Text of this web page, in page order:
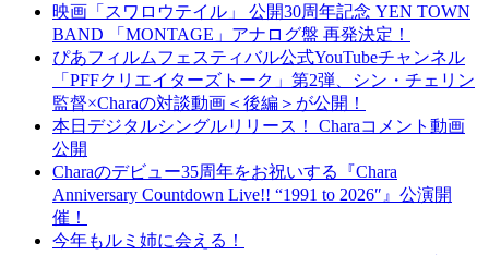
映画「スワロウテイル」 公開30周年記念 YEN TOWN
BAND 「MONTAGE」アナログ盤 再発決定！
ぴあフィルムフェスティバル公式YouTubeチャンネル
「PFFクリエイターズトーク」第2弾、シン・チェリン
監督×Charaの対談動画＜後編＞が公開！
本日デジタルシングルリリース！ Charaコメント動画
公開
Charaのデビュー35周年をお祝いする『Chara
Anniversary Countdown Live!! “1991 to 2026″』公演開
催！
今年もルミ姉に会える！